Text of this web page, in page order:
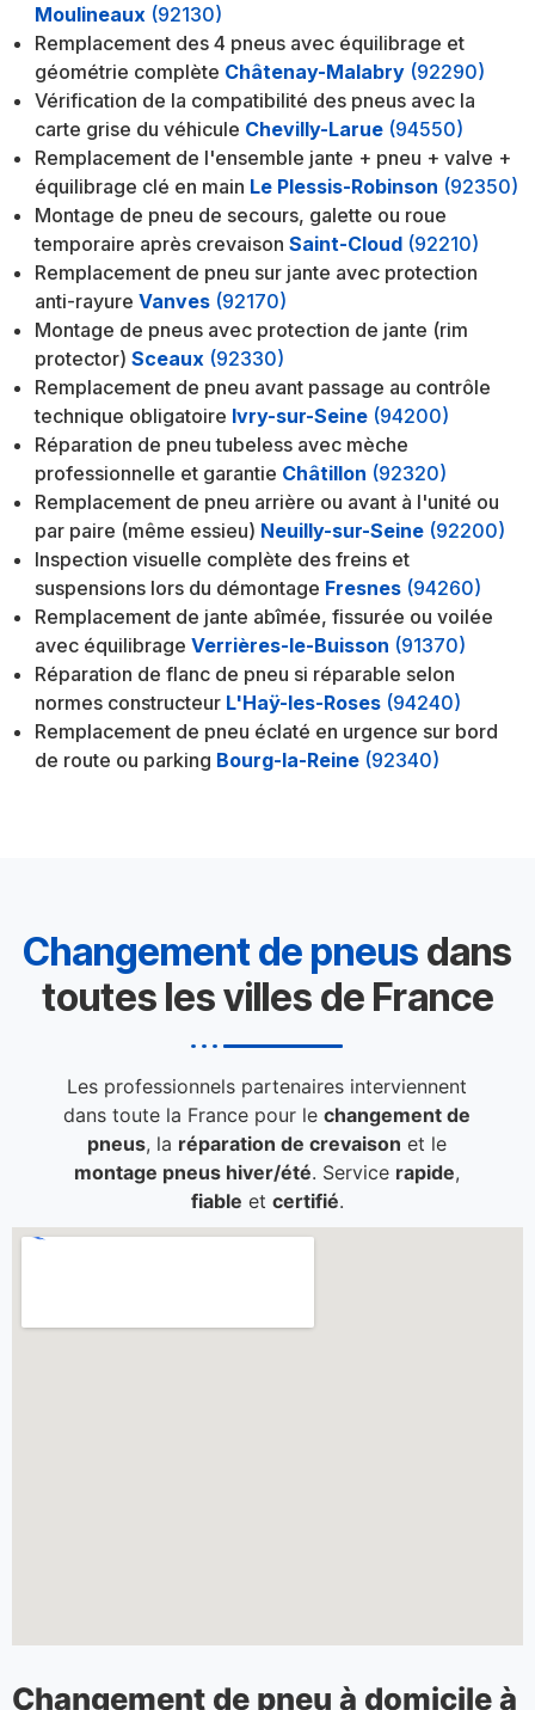
Moulineaux (92130)
Remplacement des 4 pneus avec équilibrage et
géométrie complète Châtenay-Malabry (92290)
Vérification de la compatibilité des pneus avec la
carte grise du véhicule Chevilly-Larue (94550)
Remplacement de l'ensemble jante + pneu + valve +
équilibrage clé en main Le Plessis-Robinson (92350)
Montage de pneu de secours, galette ou roue
temporaire après crevaison Saint-Cloud (92210)
Remplacement de pneu sur jante avec protection
anti-rayure Vanves (92170)
Montage de pneus avec protection de jante (rim
protector) Sceaux (92330)
Remplacement de pneu avant passage au contrôle
technique obligatoire Ivry-sur-Seine (94200)
Réparation de pneu tubeless avec mèche
professionnelle et garantie Châtillon (92320)
Remplacement de pneu arrière ou avant à l'unité ou
par paire (même essieu) Neuilly-sur-Seine (92200)
Inspection visuelle complète des freins et
suspensions lors du démontage Fresnes (94260)
Remplacement de jante abîmée, fissurée ou voilée
avec équilibrage Verrières-le-Buisson (91370)
Réparation de flanc de pneu si réparable selon
normes constructeur L'Haÿ-les-Roses (94240)
Remplacement de pneu éclaté en urgence sur bord
de route ou parking Bourg-la-Reine (92340)
Changement de pneus dans
toutes les villes de France
Les professionnels partenaires interviennent
dans toute la France pour lechangement de
pneus, la réparation de crevaison et le
montage pneus hiver/été. Service rapide,
fiable et certifié.
Changement de pneu à domicile à